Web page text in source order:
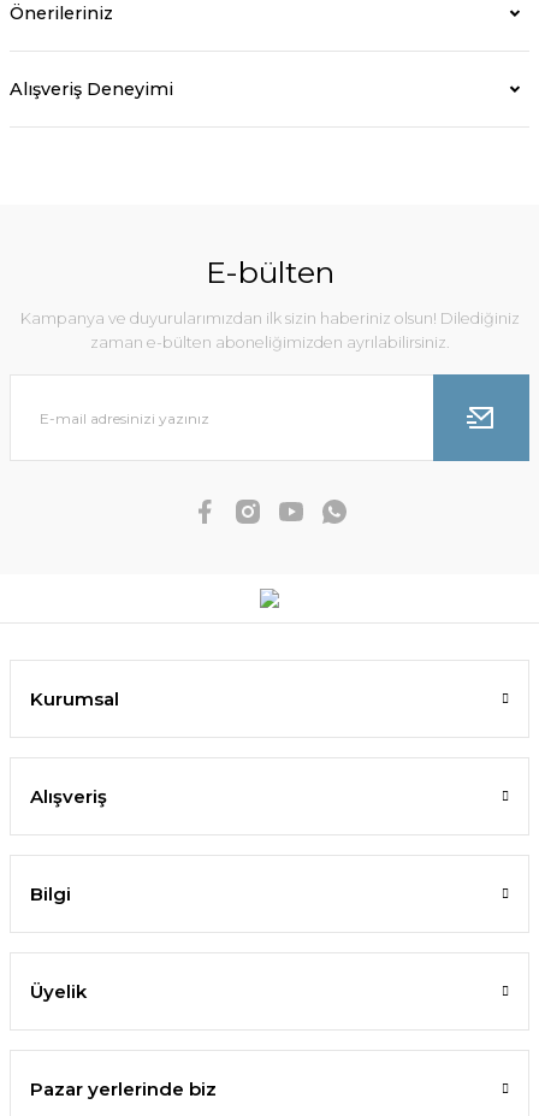
Önerileriniz
Alışveriş Deneyimi
E-bülten
Kampanya ve duyurularımızdan ilk sizin haberiniz olsun! Dilediğiniz
zaman e-bülten aboneliğimizden ayrılabilirsiniz.
Kurumsal
Alışveriş
Bilgi
Üyelik
Pazar yerlerinde biz